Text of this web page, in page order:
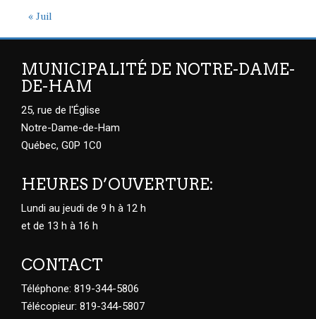
« Juil
MUNICIPALITÉ DE NOTRE-DAME-
DE-HAM
25, rue de l'Église
Notre-Dame-de-Ham
Québec, G0P 1C0
HEURES D’OUVERTURE:
Lundi au jeudi de 9 h à 12 h
et de 13 h à 16 h
CONTACT
Téléphone: 819-344-5806
Télécopieur: 819-344-5807